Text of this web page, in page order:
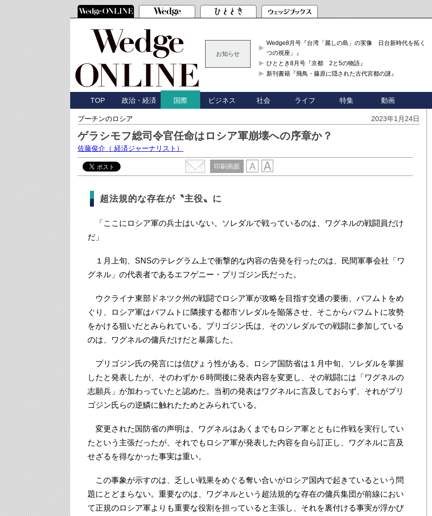
お知らせ
Wedge8月号『台湾「麗しの島」の実像 日台新時代を拓く「3
つの視座」』
ひととき8月号『京都 2と5の物語』
新刊書籍『飛鳥・藤原に隠された古代宮都の謎』
TOP 政治・経済 国際 ビジネス 社会 ライフ 特集 動画
プーチンのロシア 2023年1月24日
ゲラシモフ総司令官任命はロシア軍崩壊への序章か？
佐藤俊介 （ 経済ジャーナリスト）
印刷画面
超法規的な存在が〝主役〟に
「ここにロシア軍の兵士はいない。ソレダルで戦っているのは、ワグネルの戦闘員だけ
だ」
１月上旬、SNSのテレグラム上で衝撃的な内容の告発を行ったのは、民間軍事会社「ワ
グネル」の代表者であるエフゲニー・プリゴジン氏だった。
ウクライナ東部ドネツク州の戦闘でロシア軍が攻略を目指す交通の要衝、バフムトをめ
ぐり、ロシア軍はバフムトに隣接する都市ソレダルを陥落させ、そこからバフムトに攻勢
をかける狙いだとみられている。プリゴジン氏は、そのソレダルでの戦闘に参加している
のは、ワグネルの傭兵だけだと暴露した。
プリゴジン氏の発言には信ぴょう性がある。ロシア国防省は１月中旬、ソレダルを掌握
したと発表したが、そのわずか６時間後に発表内容を変更し、その戦闘には「ワグネルの
志願兵」が加わっていたと認めた。当初の発表はワグネルに言及しておらず、それがプリ
ゴジン氏らの逆鱗に触れたためとみられている。
変更された国防省の声明は、ワグネルはあくまでもロシア軍とともに作戦を実行してい
たという主張だったが、それでもロシア軍が発表した内容を自ら訂正し、ワグネルに言及
せざるを得なかった事実は重い。
この事象が示すのは、乏しい戦果をめぐる奪い合いがロシア国内で起きているという問
題にとどまらない。重要なのは、ワグネルという超法規的な存在の傭兵集団が前線におい
て正規のロシア軍よりも重要な役割を担っていると主張し、それを裏付ける事実が浮かび